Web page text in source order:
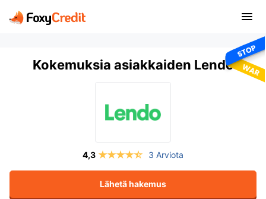
Kokemuksia asiakkaiden Lendo
3 Arviota
Lähetä hakemus